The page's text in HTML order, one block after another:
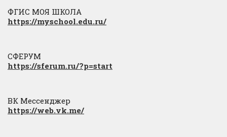
ФГИС МОЯ ШКОЛА
https://myschool.edu.ru/
СФЕРУМ
https://sferum.ru/?p=start
ВК Мессенджер
https://web.vk.me/